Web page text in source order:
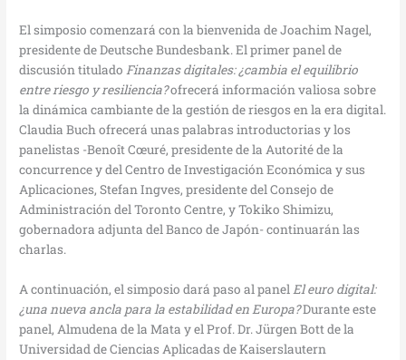
El simposio comenzará con la bienvenida de Joachim Nagel,
presidente de Deutsche Bundesbank. El primer panel de
discusión tituladoFinanzas digitales: ¿cambia el equilibrio
entre riesgo y resiliencia?ofrecerá información valiosa sobre
la dinámica cambiante de la gestión de riesgos en la era digital.
Claudia Buch ofrecerá unas palabras introductorias y los
panelistas -Benoît Cœuré, presidente de la Autorité de la
concurrence y del Centro de Investigación Económica y sus
Aplicaciones, Stefan Ingves, presidente del Consejo de
Administración del Toronto Centre, y Tokiko Shimizu,
gobernadora adjunta del Banco de Japón- continuarán las
charlas.
A continuación, el simposio dará paso al panelEl euro digital:
¿una nueva ancla para la estabilidad en Europa?Durante este
panel, Almudena de la Mata y el Prof. Dr. Jürgen Bott de la
Universidad de Ciencias Aplicadas de Kaiserslautern